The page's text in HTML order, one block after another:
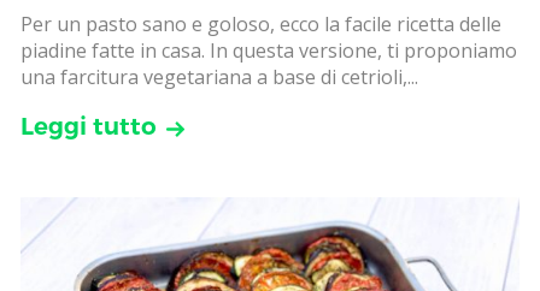
Per un pasto sano e goloso, ecco la facile ricetta delle
piadine fatte in casa. In questa versione, ti proponiamo
una farcitura vegetariana a base di cetrioli,...
Leggi tutto